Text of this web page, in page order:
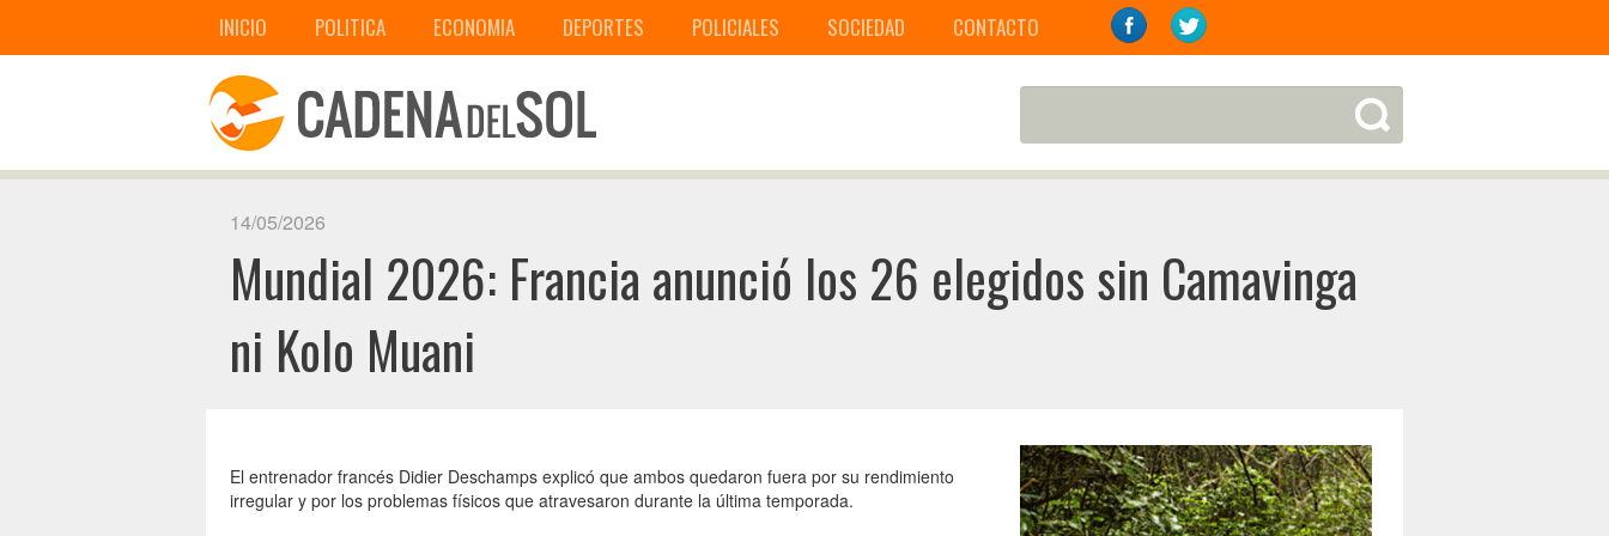
INICIO POLITICA ECONOMIA DEPORTES POLICIALES SOCIEDAD CONTACTO
14/05/2026
Mundial 2026: Francia anunció los 26 elegidos sin Camavinga
ni Kolo Muani
El entrenador francés Didier Deschamps explicó que ambos quedaron fuera por su rendimiento
irregular y por los problemas físicos que atravesaron durante la última temporada.